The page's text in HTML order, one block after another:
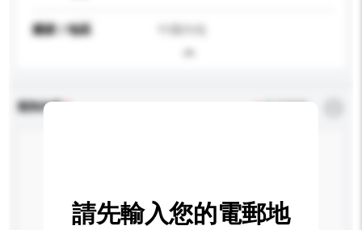
國家 / 地區
查詢內容
請先輸入您的電郵地